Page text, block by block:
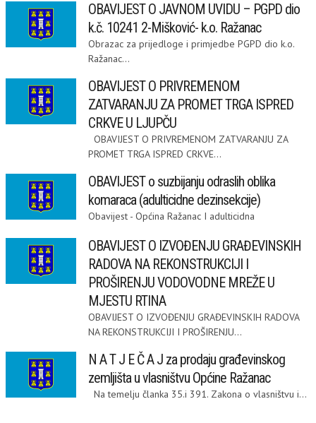
OBAVIJEST O JAVNOM UVIDU – PGPD dio
k.č. 10241 2-Mišković- k.o. Ražanac
Obrazac za prijedloge i primjedbe PGPD dio k.o.
Ražanac...
OBAVIJEST O PRIVREMENOM
ZATVARANJU ZA PROMET TRGA ISPRED
CRKVE U LJUPČU
OBAVIJEST O PRIVREMENOM ZATVARANJU ZA
PROMET TRGA ISPRED CRKVE...
OBAVIJEST o suzbijanju odraslih oblika
komaraca (adulticidne dezinsekcije)
Obavijest - Općina Ražanac I adulticidna
OBAVIJEST O IZVOĐENJU GRAĐEVINSKIH
RADOVA NA REKONSTRUKCIJI I
PROŠIRENJU VODOVODNE MREŽE U
MJESTU RTINA
OBAVIJEST O IZVOĐENJU GRAĐEVINSKIH RADOVA
NA REKONSTRUKCIJI I PROŠIRENJU...
N A T J E Č A J za prodaju građevinskog
zemljišta u vlasništvu Općine Ražanac
Na temelju članka 35.i 391. Zakona o vlasništvu i...